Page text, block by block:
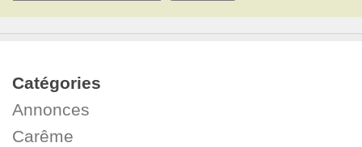
Catégories
Annonces
Carême